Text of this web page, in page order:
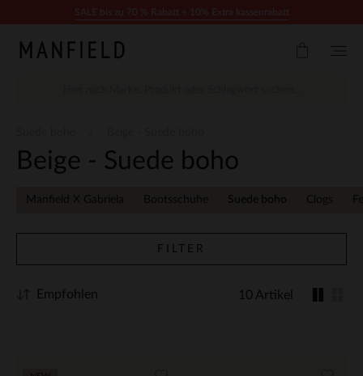
Beige - Suede boho
Manfield X Gabriela Bootsschuhe Suede boho Clogs
FILTER
10 Artikel
Empfohlen